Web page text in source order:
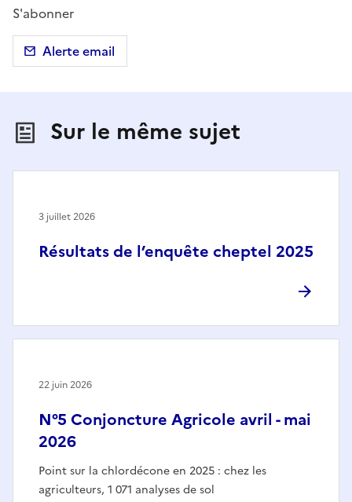
S'abonner
Alerte email
Sur le même sujet
Résultats de l’enquête cheptel 2025
3 juillet 2026
N°5 Conjoncture Agricole avril - mai
2026
Point sur la chlordécone en 2025 : chez les
agriculteurs, 1 071 analyses de sol
22 juin 2026